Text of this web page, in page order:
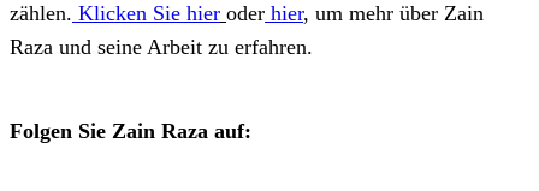
zählen. Klicken Sie hier oder hier, um mehr über Zain
Raza und seine Arbeit zu erfahren.
Folgen Sie Zain Raza auf: